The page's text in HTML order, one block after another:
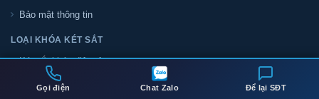
Gọi điện Chat Zalo Để lại SĐT
Bảo mật thông tin
LOẠI KHÓA KÉT SẮT
Két sắt khóa điện tử
Két sắt khóa vân tay